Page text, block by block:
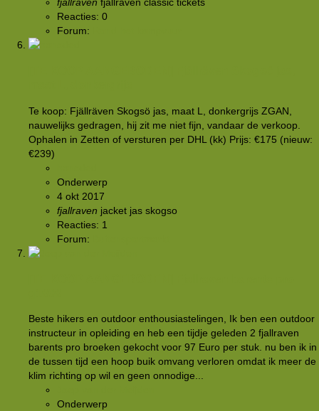
Reacties: 0
Forum:
Te koop: Fjällräven Skogsö jas, maat L, donkergrijs ZGAN,
nauwelijks gedragen, hij zit me niet fijn, vandaar de verkoop.
Ophalen in Zetten of versturen per DHL (kk) Prijs: €175 (nieuw:
€239)
Onderwerp
4 okt 2017
fjallraven jacket jas skogso
Reacties: 1
Forum:
Beste hikers en outdoor enthousiastelingen, Ik ben een outdoor
instructeur in opleiding en heb een tijdje geleden 2 fjallraven
barents pro broeken gekocht voor 97 Euro per stuk. nu ben ik in
de tussen tijd een hoop buik omvang verloren omdat ik meer de
klim richting op wil en geen onnodige...
Onderwerp